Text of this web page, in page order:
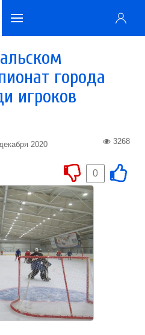
города
игроков
2020 3268
0